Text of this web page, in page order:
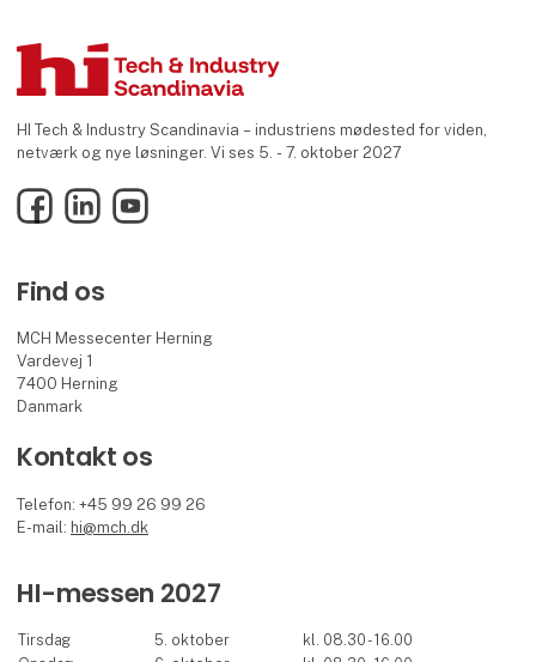
HI Tech & Industry Scandinavia – industriens mødested for viden,
netværk og nye løsninger. Vi ses 5. - 7. oktober 2027
FacebookLinkedInYouTube
Find os
MCH Messecenter Herning
Vardevej 1
7400 Herning
Danmark
Kontakt os
Telefon: +45 99 26 99 26
E-mail: hi@mch.dk
HI-messen 2027
Tirsdag 5. oktober
kl. 08.30 - 16.00